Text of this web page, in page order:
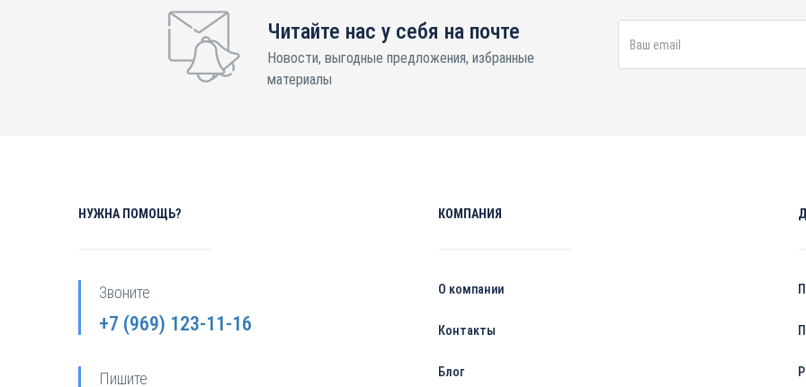
Читайте нас у себя на почте
Новости, выгодные предложения, избранные
материалы
НУЖНА ПОМОЩЬ?
Звоните
+7 (969) 123-11-16
Пишите
КОМПАНИЯ
О компании
Контакты
Блог